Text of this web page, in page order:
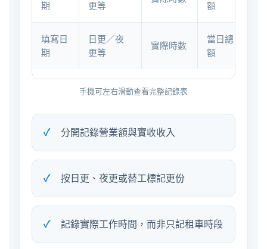
期
更等
額
填寫日
期
日更／夜
更等
實際時數
當日總
額
手機可左右滑動查看完整記錄表
分開記錄營業額與實收收入
按日更、夜更或替工標記更份
記錄實際工作時間，而非只記租車時段